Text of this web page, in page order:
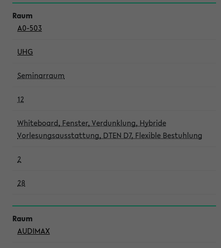
A0-503
UHG
Seminarraum
12
Whiteboard, Fenster, Verdunklung, Hybride
Vorlesungsausstattung, DTEN D7, Flexible Bestuhlung
2
28
AUDIMAX